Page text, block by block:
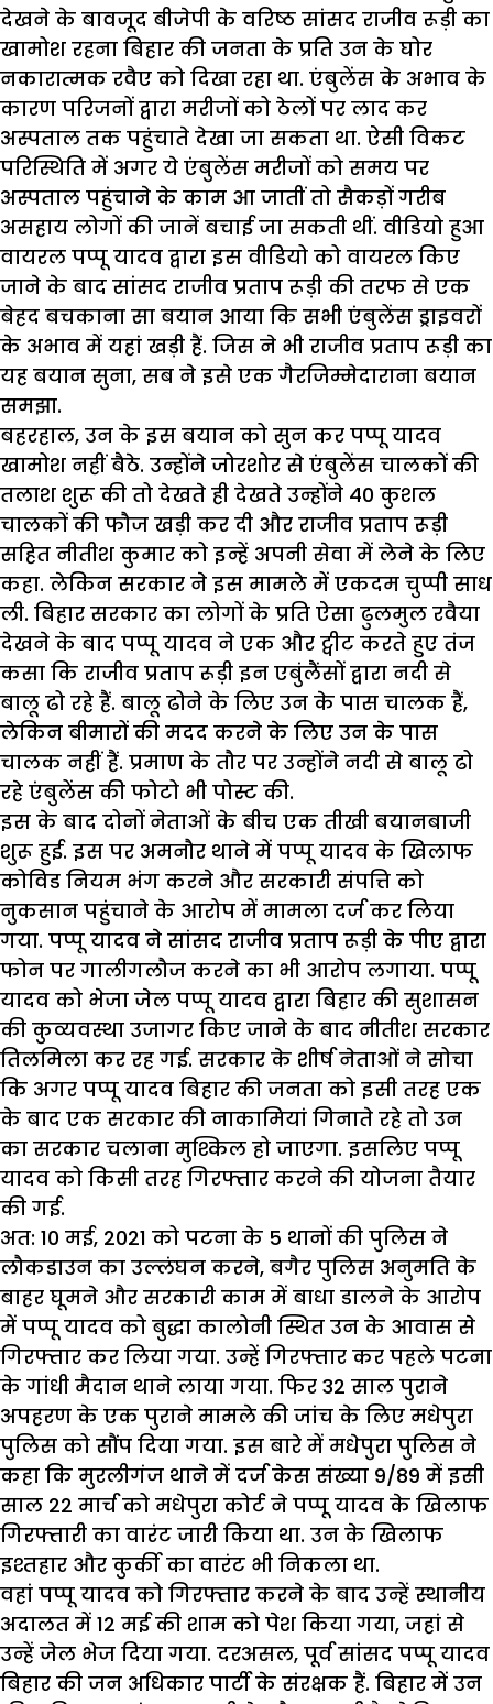
देखने के बावजूद बीजेपी के वरिष्ठ सांसद राजीव रूड़ी का
खामोश रहना बिहार की जनता के प्रति उन के घोर
नकारात्मक रवैए को दिखा रहा था. एंबुलेंस के अभाव के
कारण परिजनों द्वारा मरीजों को ठेलों पर लाद कर
अस्पताल तक पहुंचाते देखा जा सकता था. ऐसी विकट
परिस्थिति में अगर ये एंबुलेंस मरीजों को समय पर
अस्पताल पहुंचाने के काम आ जातीं तो सैकड़ों गरीब
असहाय लोगों की जानें बचाई जा सकती थीं. वीडियो हुआ
वायरल पप्पू यादव द्वारा इस वीडियो को वायरल किए
जाने के बाद सांसद राजीव प्रताप रूड़ी की तरफ से एक
बेहद बचकाना सा बयान आया कि सभी एंबुलेंस ड्राइवरों
के अभाव में यहां खड़ी हैं. जिस ने भी राजीव प्रताप रूड़ी का
यह बयान सुना, सब ने इसे एक गैरजिम्मेदाराना बयान
समझा.
बहरहाल, उन के इस बयान को सुन कर पप्पू यादव
खामोश नहीं बैठे. उन्होंने जोरशोर से एंबुलेंस चालकों की
तलाश शुरू की तो देखते ही देखते उन्होंने 40 कुशल
चालकों की फौज खड़ी कर दी और राजीव प्रताप रूड़ी
सहित नीतीश कुमार को इन्हें अपनी सेवा में लेने के लिए
कहा. लेकिन सरकार ने इस मामले में एकदम चुप्पी साध
ली. बिहार सरकार का लोगों के प्रति ऐसा ढुलमुल रवैया
देखने के बाद पप्पू यादव ने एक और ट्वीट करते हुए तंज
कसा कि राजीव प्रताप रूड़ी इन एबुंलैंसों द्वारा नदी से
बालू ढो रहे हैं. बालू ढोने के लिए उन के पास चालक हैं,
लेकिन बीमारों की मदद करने के लिए उन के पास
चालक नहीं हैं. प्रमाण के तौर पर उन्होंने नदी से बालू ढो
रहे एंबुलेंस की फोटो भी पोस्ट की.
इस के बाद दोनों नेताओं के बीच एक तीखी बयानबाजी
शुरू हुई. इस पर अमनौर थाने में पप्पू यादव के खिलाफ
कोविड नियम भंग करने और सरकारी संपत्ति को
नुकसान पहुंचाने के आरोप में मामला दर्ज कर लिया
गया. पप्पू यादव ने सांसद राजीव प्रताप रूड़ी के पीए द्वारा
फोन पर गालीगलौज करने का भी आरोप लगाया. पप्पू
यादव को भेजा जेल पप्पू यादव द्वारा बिहार की सुशासन
की कुव्यवस्था उजागर किए जाने के बाद नीतीश सरकार
तिलमिला कर रह गई. सरकार के शीर्ष नेताओं ने सोचा
कि अगर पप्पू यादव बिहार की जनता को इसी तरह एक
के बाद एक सरकार की नाकामियां गिनाते रहे तो उन
का सरकार चलाना मुश्किल हो जाएगा. इसलिए पप्पू
यादव को किसी तरह गिरफ्तार करने की योजना तैयार
की गई.
अत: 10 मई, 2021 को पटना के 5 थानों की पुलिस ने
लौकडाउन का उल्लंघन करने, बगैर पुलिस अनुमति के
बाहर घूमने और सरकारी काम में बाधा डालने के आरोप
में पप्पू यादव को बुद्धा कालोनी स्थित उन के आवास से
गिरफ्तार कर लिया गया. उन्हें गिरफ्तार कर पहले पटना
के गांधी मैदान थाने लाया गया. फिर 32 साल पुराने
अपहरण के एक पुराने मामले की जांच के लिए मधेपुरा
पुलिस को सौंप दिया गया. इस बारे में मधेपुरा पुलिस ने
कहा कि मुरलीगंज थाने में दर्ज केस संख्या 9/89 में इसी
साल 22 मार्च को मधेपुरा कोर्ट ने पप्पू यादव के खिलाफ
गिरफ्तारी का वारंट जारी किया था. उन के खिलाफ
इश्तहार और कुर्की का वारंट भी निकला था.
वहां पप्पू यादव को गिरफ्तार करने के बाद उन्हें स्थानीय
अदालत में 12 मई की शाम को पेश किया गया, जहां से
उन्हें जेल भेज दिया गया. दरअसल, पूर्व सांसद पप्पू यादव
बिहार की जन अधिकार पार्टी के संरक्षक हैं. बिहार में उन